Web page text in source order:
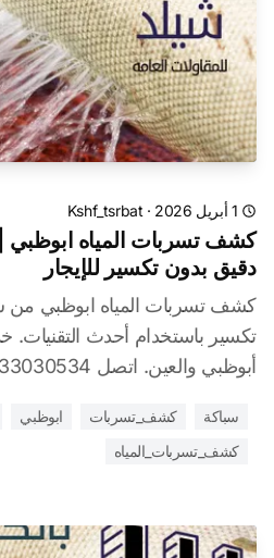
1 أبريل 2026 ·
Kshf_tsrbat
كشف تسربات المياه
دقيق بدون تكسير للإيجار
كشف تسربات المياه ابوظبي
أبوظبي والعين. اتصل 01033030534
سباكة كشف_تسربات ابوظبي
كشف_تسربات_المياه